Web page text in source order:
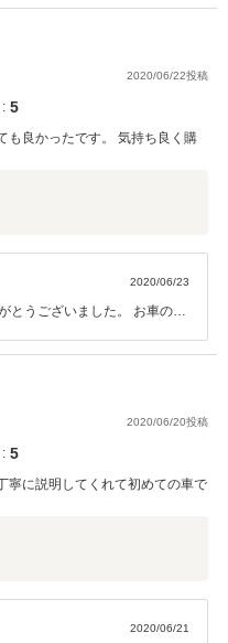
2020/06/22投稿
5
も良かったです。 気持ち良く購
2020/06/23
とうございました。 お車の調
します。
2020/06/20投稿
5
寧に説明してくれて初めての車で
2020/06/21